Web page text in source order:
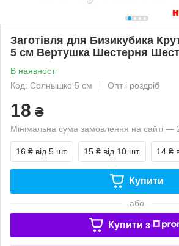
Заготівля для Бизикубика
5 см Вертушка Шестерня
В наявності
Код: Солнышко 5 см
Опт і роздріб
18 ₴
Мінімальна сума замовлення на сайті —
16 ₴ від 5 шт. 15 ₴ від 10 шт. 14 ₴
Купити
або
Купити з